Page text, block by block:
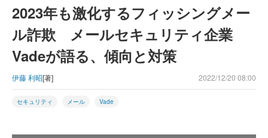
2023年も激化するフィッシングメー
ル詐欺 メールセキュリティ企業
Vadeが語る、傾向と対策
伊藤 利昭[著] 2022/12/20 08:00
セキュリティ メール Vade